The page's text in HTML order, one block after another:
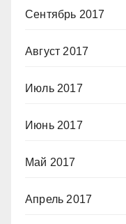
Сентябрь 2017
Август 2017
Июль 2017
Июнь 2017
Май 2017
Апрель 2017